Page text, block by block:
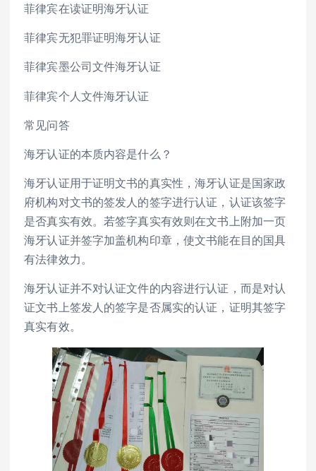
菲律宾在读证明海牙认证
菲律宾无犯罪证明海牙认证
菲律宾墨公司文件海牙认证
菲律宾个人文件海牙认证
常见问答
海牙认证的本质内容是什么？
海牙认证用于证明文书的真实性，海牙认证是国家政
府机构对文书的签发人的签字进行认证，认证该签字
是否真实有效。若签字真实有效则在文书上附加一页
海牙认证并签字加盖机构印章，使文书能在目的国具
有法律效力。
海牙认证并不对认证文件的内容进行认证，而是对认
证文书上签发人的签字是否属实的认证，证明其签字
真实有效。